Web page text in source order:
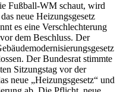
Fußball-WM schaut, wird
neue Heizungsgesetz
es eine Verschlechterung
dem Beschluss. Der
Der Bundesrat stimmte
Sitzungstag vor der
neue „Heizungsgesetz“ und